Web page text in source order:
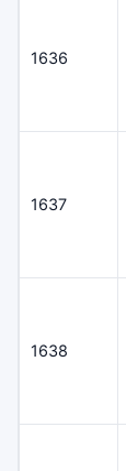
1636
1637
1638